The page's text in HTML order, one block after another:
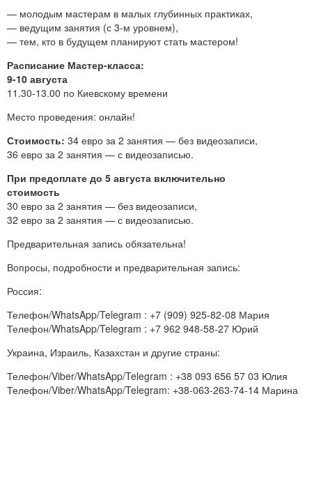
— молодым мастерам в малых глубинных практиках,
— ведущим занятия (с 3-м уровнем),
— тем, кто в будущем планируют стать мастером!
Расписание Мастер-класса:
9-10 августа
11.30-13.00 по Киевскому времени
Место проведения: онлайн!
Стоимость: 34 евро за 2 занятия — без видеозаписи,
36 евро за 2 занятия — с видеозаписью.
При предоплате до 5 августа включительно
стоимость
30 евро за 2 занятия — без видеозаписи,
32 евро за 2 занятия — с видеозаписью.
Предварительная запись обязательна!
Вопросы, подробности и предварительная запись:
Россия:
Телефон/WhatsApp/Telegram : +7 (909) 925-82-08 Мария
Телефон/WhatsApp/Telegram : +7 962 948-58-27 Юрий
Украина, Израиль, Казахстан и другие страны:
Телефон/Viber/WhatsApp/Telegram : +38 093 656 57 03 Юлия
Телефон/Viber/WhatsApp/Telegram: +38-063-263-74-14 Марина